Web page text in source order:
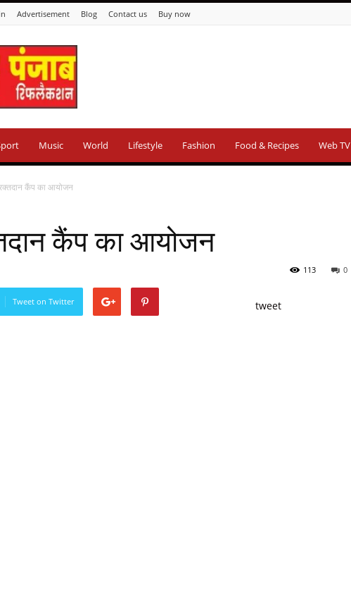
Advertisement Blog Contact us Buy now
Music World Lifestyle Fashion Food & Recipes Web TV
कैंप का आयोजन
कैंप का आयोजन
0
113
Tweet on Twitter tweet